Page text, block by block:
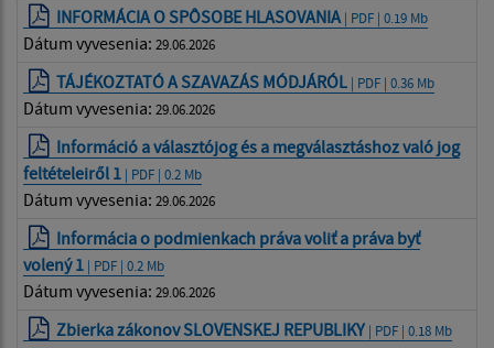
INFORMÁCIA O SPÔSOBE HLASOVANIA | PDF | 0.19 Mb
Dátum vyvesenia: 29.06.2026
TÁJÉKOZTATÓ A SZAVAZÁS MÓDJÁRÓL | PDF | 0.36 Mb
Dátum vyvesenia: 29.06.2026
Információ a választójog és a megválasztáshoz való jog
feltételeiről 1 | PDF | 0.2 Mb
Dátum vyvesenia: 29.06.2026
Informácia o podmienkach práva voliť a práva byť
volený 1 | PDF | 0.2 Mb
Dátum vyvesenia: 29.06.2026
Zbierka zákonov SLOVENSKEJ REPUBLIKY| PDF | 0.18 Mb